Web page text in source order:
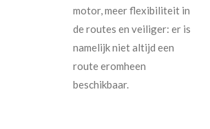
motor, meer flexibiliteit in
de routes en veiliger: er is
namelijk niet altijd een
route eromheen
beschikbaar.